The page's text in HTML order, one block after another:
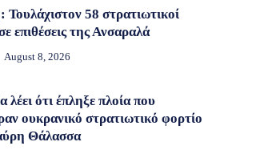
Τουλάχιστον 58 στρατιωτικοί
επιθέσεις της Ανσαραλά
August 8, 2026
λέει ότι έπληξε πλοία που
ουκρανικό στρατιωτικό φορτίο
Θάλασσα